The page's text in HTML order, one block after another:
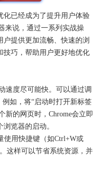
化已经成为了提升用户体验
来说，通过一系列实战操
提供更加流畅、快速的浏
技巧，帮助用户更好地优化
速度尽可能快。可以通过调
如，将“启动时打开新标签
新的网页时，Chrome会立即
览器的启动。
使用快捷键（如Ctrl+W或
这样可以节省系统资源，并